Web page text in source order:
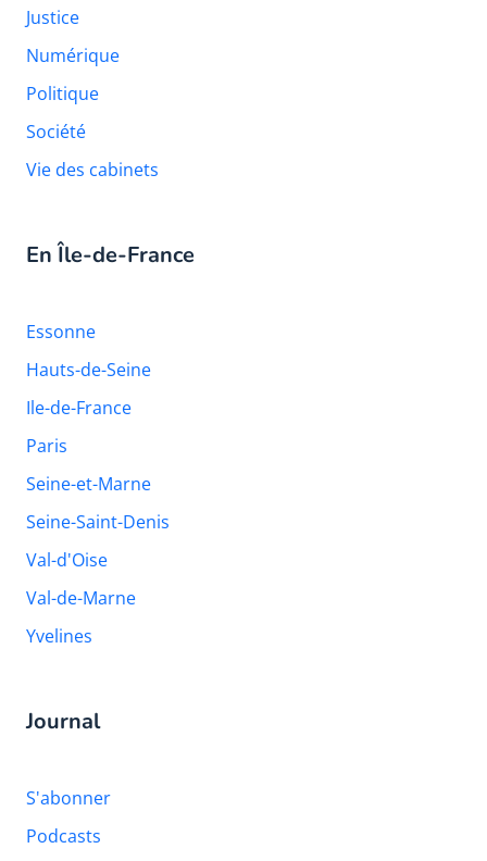
Justice
Numérique
Politique
Société
Vie des cabinets
En Île-de-France
Essonne
Hauts-de-Seine
Ile-de-France
Paris
Seine-et-Marne
Seine-Saint-Denis
Val-d'Oise
Val-de-Marne
Yvelines
Journal
S'abonner
Podcasts